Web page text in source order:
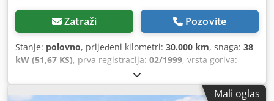
Zatraži Pozovite
Stanje: polovno, prijeđeni kilometri: 30.000 km, snaga: 38
kW (51,67 KS), prva registracija: 02/1999, vrsta goriva:
4.000 kg, boja:
sjedišta:2,
Mali oglas